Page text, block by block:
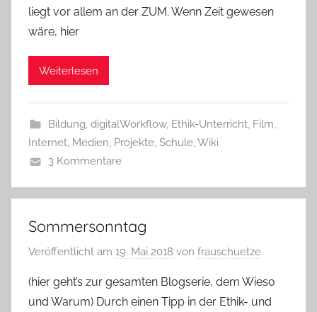
liegt vor allem an der ZUM. Wenn Zeit gewesen
wäre, hier
Weiterlesen
Bildung, digitalWorkflow, Ethik-Unterricht, Film,
Internet, Medien, Projekte, Schule,Wiki
3 Kommentare
Sommersonntag
Veröffentlicht am 19. Mai 2018 von frauschuetze
(hier geht’s zur gesamten Blogserie, dem Wieso
und Warum) Durch einen Tipp in der Ethik- und